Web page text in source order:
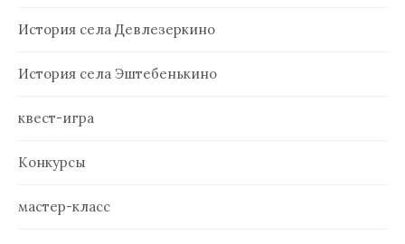
История села Девлезеркино
История села Эштебенькино
квест-игра
Конкурсы
мастер-класс